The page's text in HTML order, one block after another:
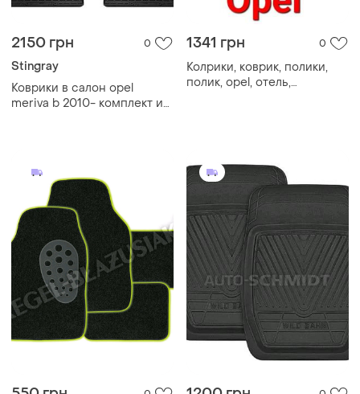
2150 грн 0
Stingray
Коврики в салон opel
meriva b 2010- комплект из
1341 грн 0
Колрики, коврик, полики,
полик, opel, отель,